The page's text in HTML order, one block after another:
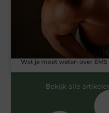
Wat je moet weten over
Bekijk alle